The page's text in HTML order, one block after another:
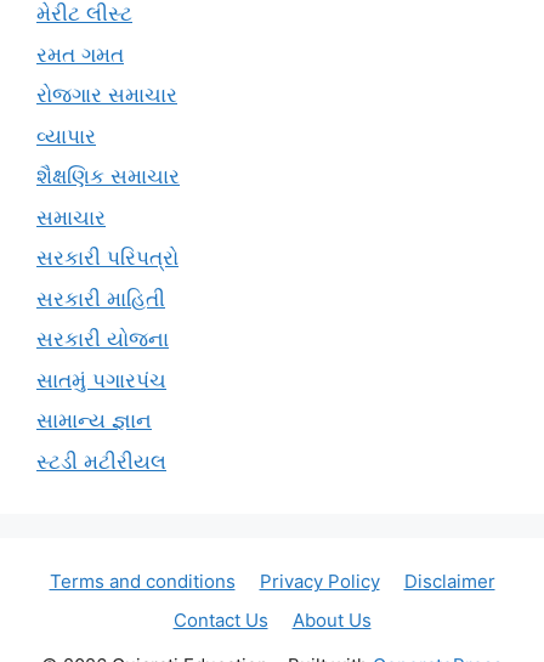
મેરીટ લીસ્ટ
રમત ગમત
રોજગાર સમાચાર
વ્યાપાર
શૈક્ષણિક સમાચાર
સમાચાર
સરકારી પરિપત્રો
સરકારી માહિતી
સરકારી યોજના
સાતમું પગારપંચ
સામાન્ય જ્ઞાન
સ્ટડી મટીરીયલ
Terms and conditions Privacy Policy
Disclaimer
Contact Us
About Us